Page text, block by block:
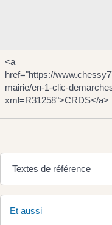
<a
href="https://
mairie/en-1-clic-
xml=R31258">CRDS</a>
Textes de référence
Et aussi